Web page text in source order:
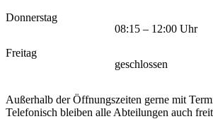
Donnerstag
08:15 – 12:00 Uhr
Freitag
geschlossen
Außerhalb der Öffnungszeiten gerne mit
Telefonisch bleiben alle Abteilungen auch